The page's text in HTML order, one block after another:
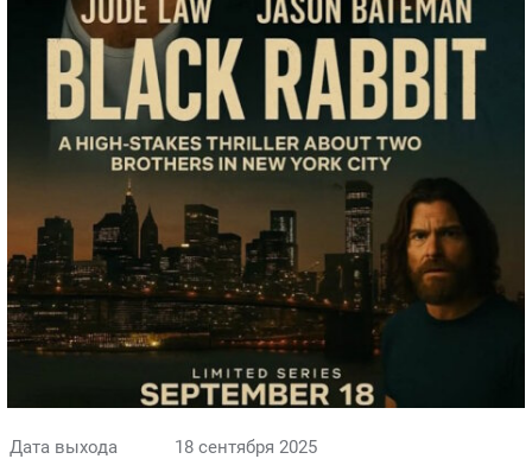
Дата выхода
18 сентября 2025